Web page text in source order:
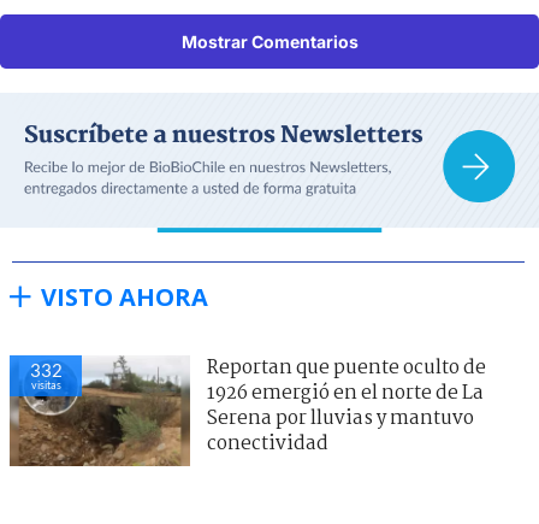
Mostrar Comentarios
VISTO AHORA
324
visitas
Reportan que puente oculto de
1926 emergió en el norte de La
Serena por lluvias y mantuvo
conectividad